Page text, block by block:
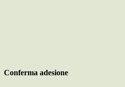
Conferma adesione